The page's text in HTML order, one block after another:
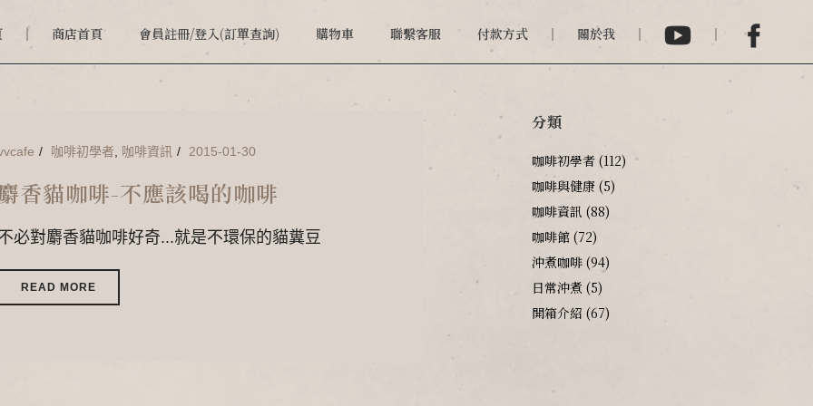
商店首頁 會員註冊/登入(訂單查詢) 購物車 聯繫客服 付款方式 關於我
咖啡初學者 咖啡資訊 2015-01-30
香貓咖啡-不應該喝的咖啡
必對麝香貓咖啡好奇...就是不環保的貓糞豆
READ MORE
分類
咖啡初學者 (112)
咖啡與健康 (5)
咖啡資訊 (88)
咖啡館 (72)
沖煮咖啡 (94)
日常沖煮 (5)
開箱介紹 (67)